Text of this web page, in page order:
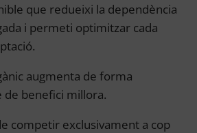
que redueixi la dependència
i permeti optimitzar cada
augmenta de forma
de benefici millora.
competir exclusivament a cop